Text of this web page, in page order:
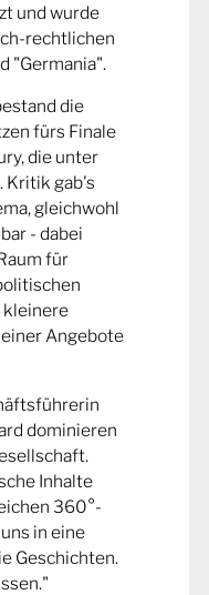
und wurde
rechtlichen
"Germania".
die
fürs Finale
die unter
Kritik gab's
gleichwohl
- dabei
für
kleinere
Angebote
dominieren
Inhalte
360°-
in eine
Geschichten.